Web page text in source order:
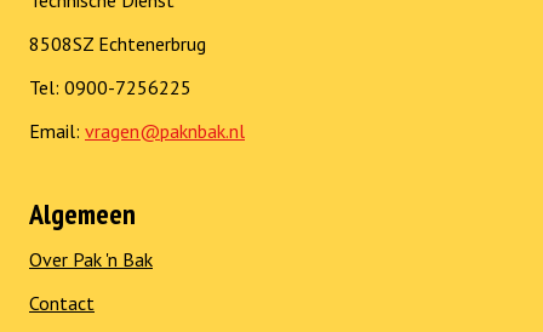
8508SZ Echtenerbrug
Tel: 0900-7256225
Email: vragen@paknbak.nl
Algemeen
Over Pak 'n Bak
Contact